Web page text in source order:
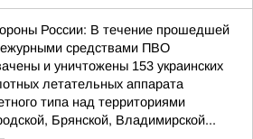
России: В течение прошедшей
средствами ПВО
и уничтожены 153 украинских
летательных аппарата
типа над территориями
Брянской, Владимирской...